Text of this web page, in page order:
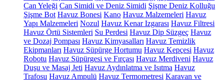
Can Yeleği Can Simidi ve Deniz Simidi Şişme Deniz Kolluğu
Şişme Bot Havuz Bonesi Kano Havuz Malzemeleri Havuz
Yapı Malzemeleri Nozul Havuz Kenar Izgarası Havuz Filtresi
Havuz Örtü Sistemleri Su Perdesi Havuz Dip Süzgeç Havuz
ve Dozaj Pompası Havuz Kimyasalları Havuz Temizlik
Ekipmanları Havuz Süpürge Hortumu Havuz Kepçesi Havuz
Robotu Havuz Süpürgesi ve Fırçası Havuz Merdiveni Havuz
Duşu ve Masaj Jeti Havuz Aydınlatma ve Isıtma Havuz
Trafosu Havuz Ampulü Havuz Termometresi Karavan ve